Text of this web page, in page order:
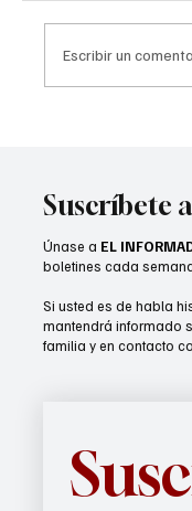
Escribir un
Suscríbete
Únase a EL
boletines cada
Si usted es de habla
mantendrá informado
familia y en contacto